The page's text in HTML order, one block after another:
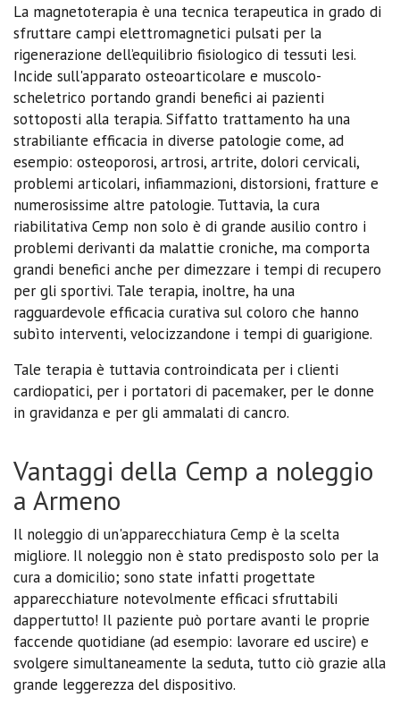
La magnetoterapia è una tecnica terapeutica in grado di
sfruttare campi elettromagnetici pulsati per la
rigenerazione dell’equilibrio fisiologico di tessuti lesi.
Incide sull'apparato osteoarticolare e muscolo-
scheletrico portando grandi benefici ai pazienti
sottoposti alla terapia. Siffatto trattamento ha una
strabiliante efficacia in diverse patologie come, ad
esempio: osteoporosi, artrosi, artrite, dolori cervicali,
problemi articolari, infiammazioni, distorsioni, fratture e
numerosissime altre patologie. Tuttavia, la cura
riabilitativa Cemp non solo è di grande ausilio contro i
problemi derivanti da malattie croniche, ma comporta
grandi benefici anche per dimezzare i tempi di recupero
per gli sportivi. Tale terapia, inoltre, ha una
ragguardevole efficacia curativa sul coloro che hanno
subìto interventi, velocizzandone i tempi di guarigione.
Tale terapia è tuttavia controindicata per i clienti
cardiopatici, per i portatori di pacemaker, per le donne
in gravidanza e per gli ammalati di cancro.
Vantaggi della Cemp a noleggio
a Armeno
Il noleggio di un'apparecchiatura Cemp è la scelta
migliore. Il noleggio non è stato predisposto solo per la
cura a domicilio; sono state infatti progettate
apparecchiature notevolmente efficaci sfruttabili
dappertutto! Il paziente può portare avanti le proprie
faccende quotidiane (ad esempio: lavorare ed uscire) e
svolgere simultaneamente la seduta, tutto ciò grazie alla
grande leggerezza del dispositivo.